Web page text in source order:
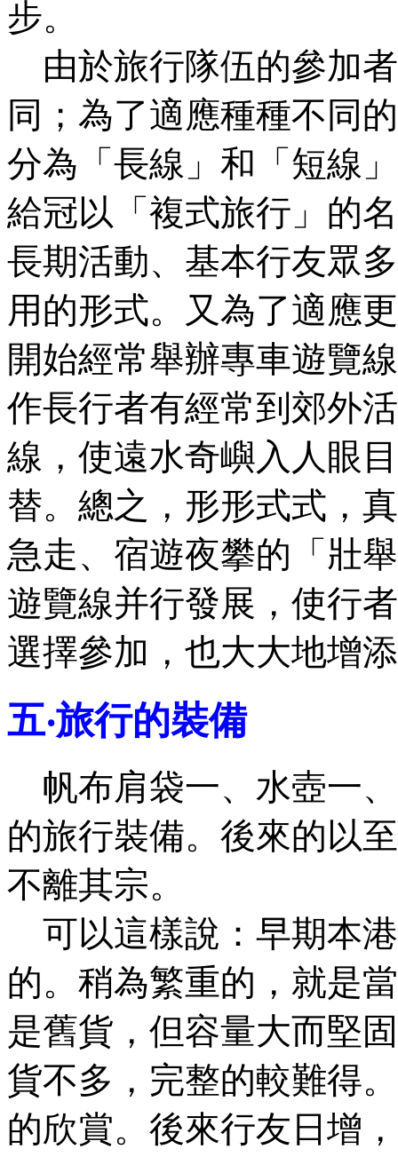
步。
由於旅行隊伍的參加
同；為了適應種種不同
分為「長線」和「短線
給冠以「複式旅行」的
長期活動、基本行友眾
用的形式。又為了適應
開始經常舉辦專車遊覽
作長行者有經常到郊外
線，使遠水奇嶼入人眼
替。總之，形形式式，
急走、宿遊夜攀的「壯
遊覽線并行發展，使行
選擇參加，也大大地增
五‧旅行的裝備
帆布肩袋一、水壺一
的旅行裝備。後來的以
不離其宗。
可以這樣說：早期本
的。稍為繁重的，就是
是舊貨，但容量大而堅
貨不多，完整的較難得
的欣賞。後來行友日增